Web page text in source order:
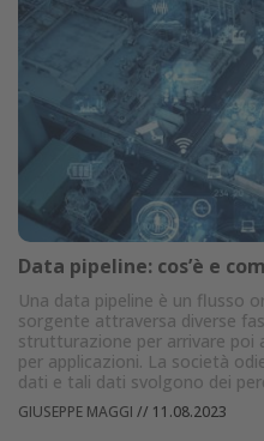
Data pipeline: cos’è e
Una data pipeline è un flusso
sorgente attraversa diverse
strutturazione per arrivare poi
per applicazioni. La società
dati e tali dati svolgono dei
GIUSEPPE MAGGI // 11.08.2023